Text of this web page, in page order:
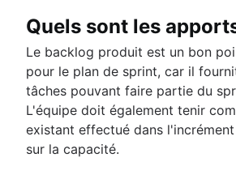
Quels sont les
Le backlog produit est un bon
pour le plan de sprint, car il
tâches pouvant faire partie du
L'équipe doit également tenir
existant effectué dans
sur la capacité.